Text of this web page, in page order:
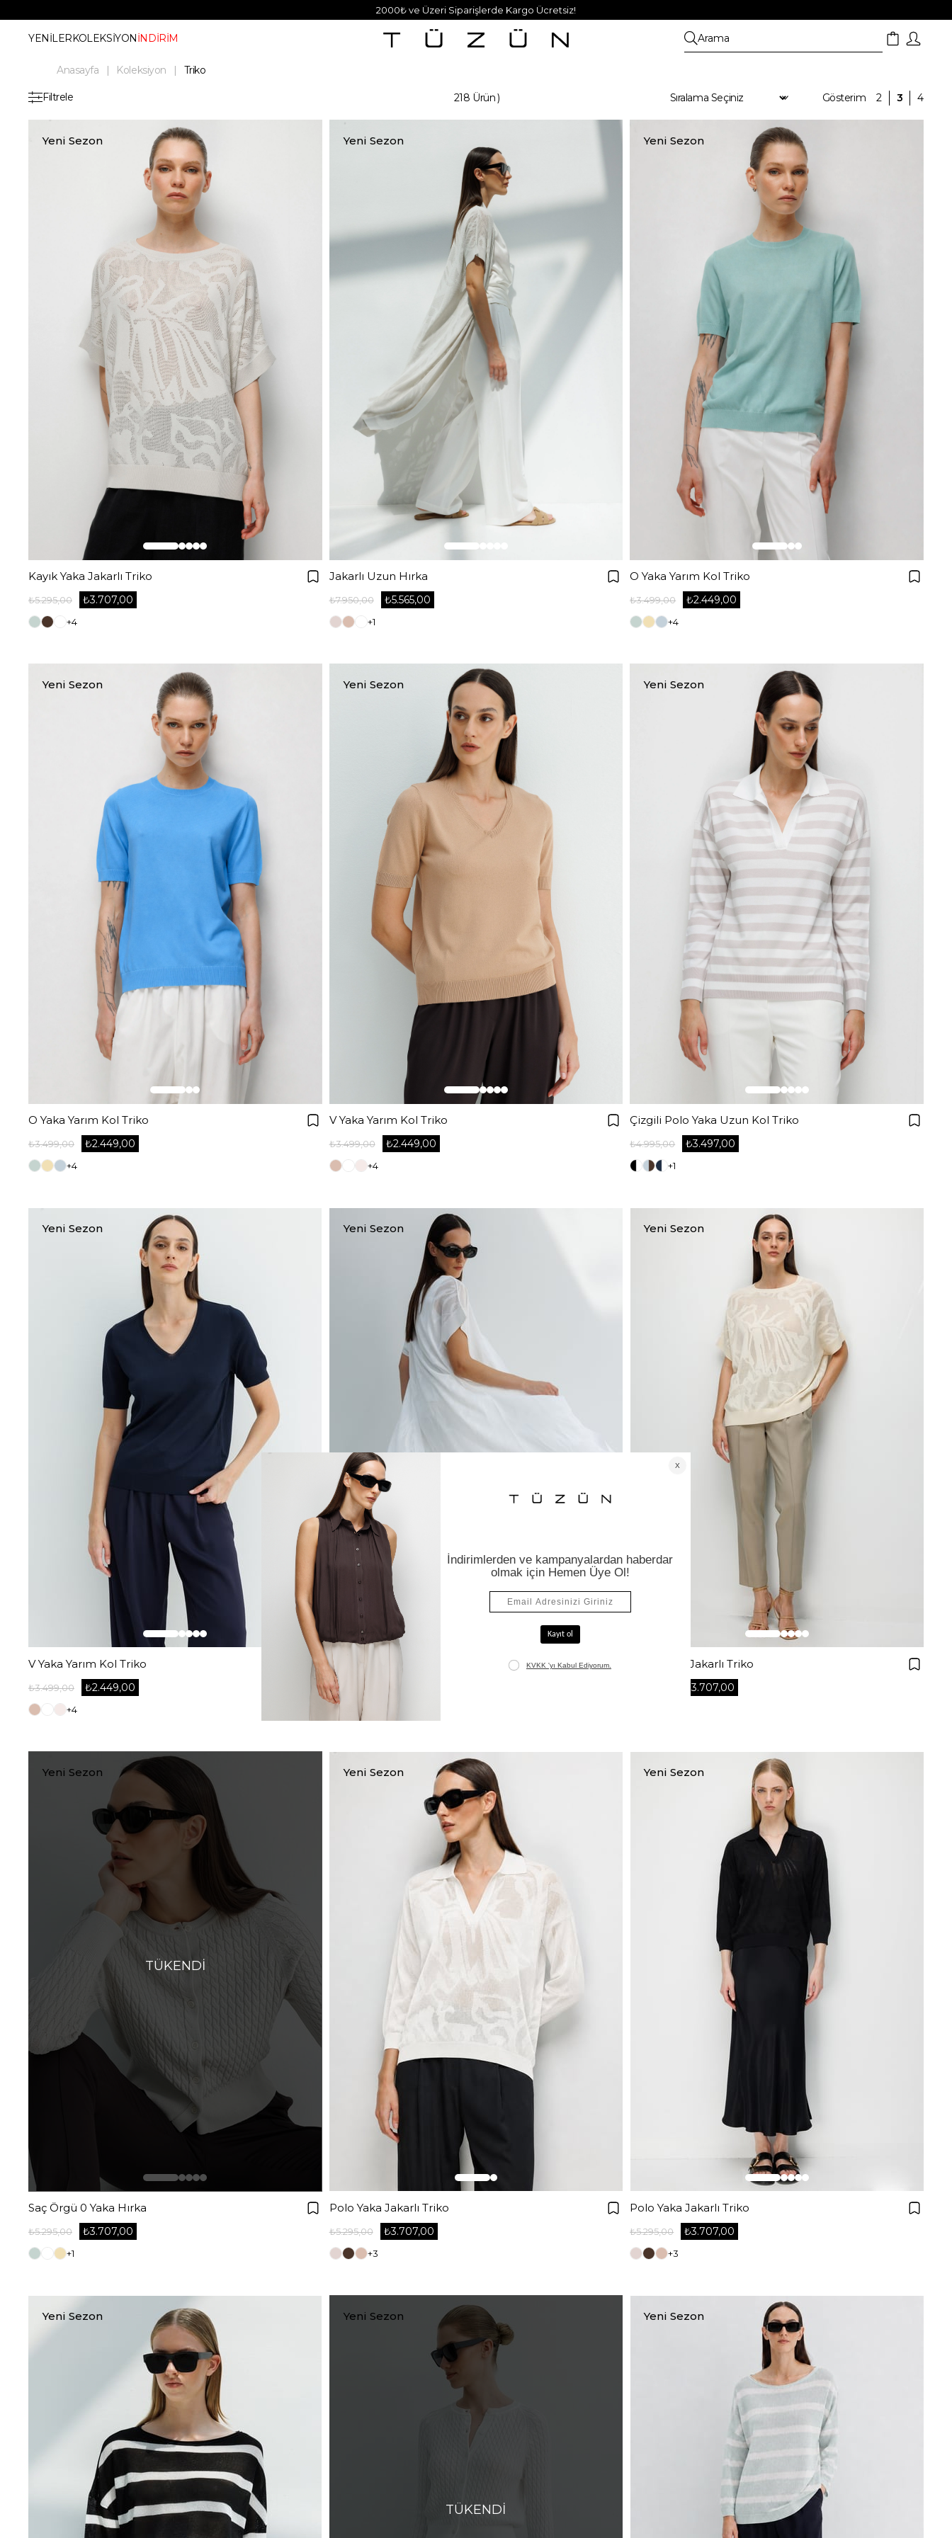
2000₺ ve Üzeri Siparişlerde Kargo Ücretsiz!
YENİLERKOLEKSİYONİNDİRİM
Anasayfa Koleksiyon Triko
Filtrele 218 Ürün
Kayık Yaka Jakarlı Triko
₺3.707,00
₺5.295,00
+4
Yeni Sezon
Jakarlı Uzun Hırka
₺5.565,00
₺7.950,00
+1
Yeni Sezon
O Yaka Yarım Kol Triko
₺2.449,00
₺3.499,00
+4
Yeni Sezon
O Yaka Yarım Kol Triko
₺2.449,00
₺3.499,00
+4
Yeni Sezon
V Yaka Yarım Kol Triko
₺2.449,00
₺3.499,00
+4
Yeni Sezon
Çizgili Polo Yaka Uzun Kol Triko
₺3.497,00
₺4.995,00
+1
Yeni Sezon
V Yaka Yarım Kol Triko
₺2.449,00
₺3.499,00
+4
Yeni Sezon
Jakarlı Uzun Hırka
₺7.950,00
Yeni Sezon
Kayık Yaka Jakarlı Triko
₺3.707,00
Yeni Sezon
TÜKENDI
Saç Örgü 0 Yaka Hırka
₺3.707,00
₺5.295,00
+1
Yeni Sezon
Polo Yaka Jakarlı Triko
₺3.707,00
₺5.295,00
+3
Yeni Sezon
Polo Yaka Jakarlı Triko
₺3.707,00
₺5.295,00
+3
Yeni Sezon
Yeni Sezon
TÜKENDI
Yeni Sezon Yeni Sezon